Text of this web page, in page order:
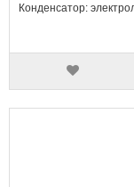
Конденсатор: